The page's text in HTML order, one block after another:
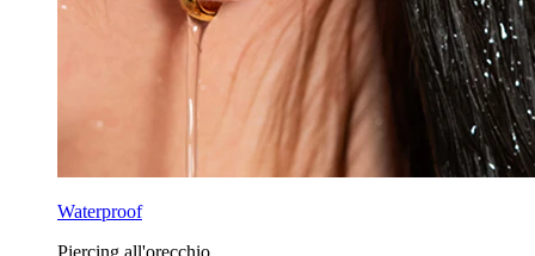
Waterproof
Piercing all'orecchio